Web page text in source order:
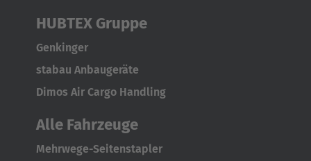
HUBTEX Gruppe
Genkinger
stabau Anbaugeräte
Dimos Air Cargo Handling
Alle Fahrzeuge
Mehrwege-Seitenstapler